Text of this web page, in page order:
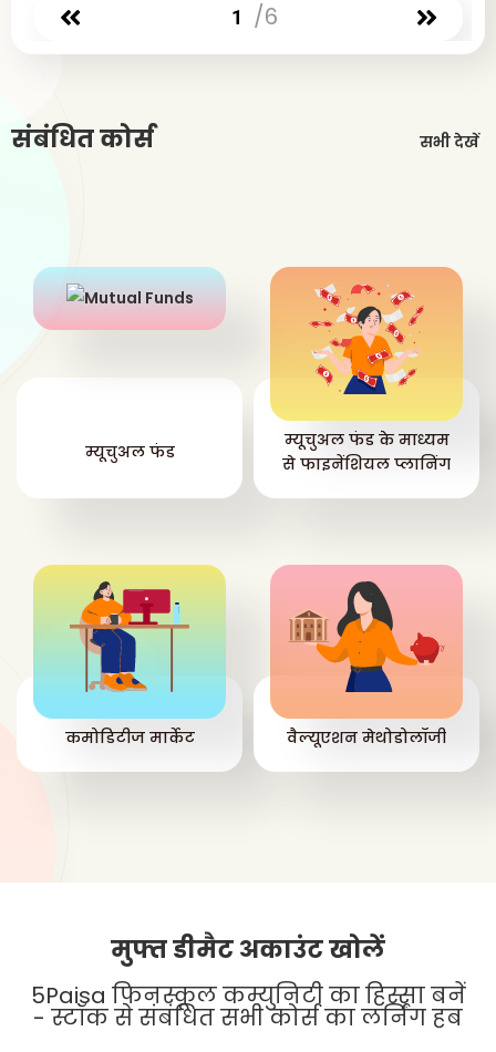
1 /6
संबंधित कोर्स सभी देखें
म्यूचुअल फंड
म्यूचुअल फंड के माध्यम
से फाइनेंशियल प्लानिंग
कमोडिटीज मार्केट वैल्यूएशन मेथोडोलॉजी
मुफ्त डीमैट अकाउंट खोलें
5Paisa फिनस्कूल कम्युनिटी का हिस्सा बनें
- स्टॉक से संबंधित सभी कोर्स का लर्निंग हब